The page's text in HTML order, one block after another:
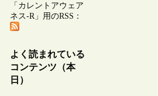
「カレントアウェア
ネス-R」用のRSS：
よく読まれている
コンテンツ（本
日）